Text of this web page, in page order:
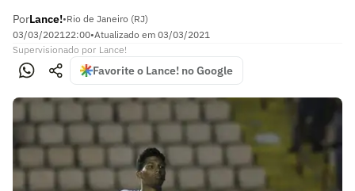
PorLance!•Rio de Janeiro (RJ)
03/03/202122:00•Atualizado em 03/03/2021
Supervisionado por Lance!
Favorite o Lance! no Google